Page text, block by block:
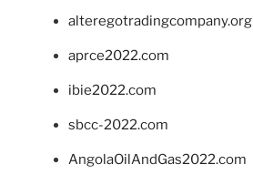
alteregotradingcompany.org
aprce2022.com
ibie2022.com
sbcc-2022.com
AngolaOilAndGas2022.com